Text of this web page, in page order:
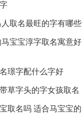
取名最旺的字有哪些
宝宝淳字取名寓意好
璟字配什么字好
草字头的字女孩取名
取名吗 适合马宝宝的